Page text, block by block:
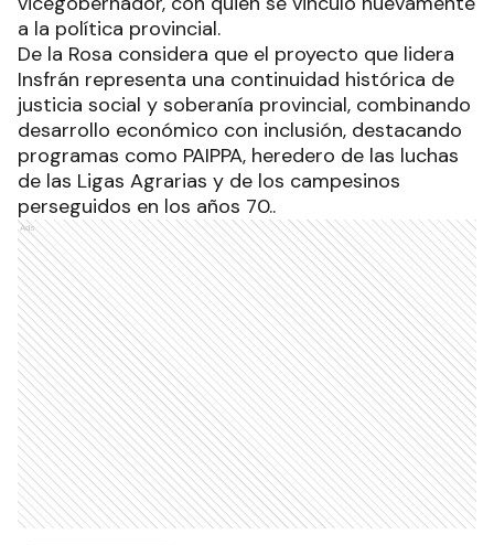
a la política provincial.
De la Rosa considera que el proyecto que lidera
Insfrán representa una continuidad histórica de
justicia social y soberanía provincial, combinando
desarrollo económico con inclusión, destacando
programas como PAIPPA, heredero de las luchas
de las Ligas Agrarias y de los campesinos
perseguidos en los años 70..
Ads